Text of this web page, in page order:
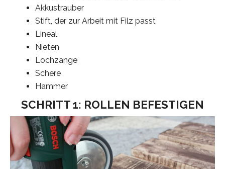
Akkustrauber
Stift, der zur Arbeit mit Filz passt
Lineal
Nieten
Lochzange
Schere
Hammer
SCHRITT 1: ROLLEN BEFESTIGEN